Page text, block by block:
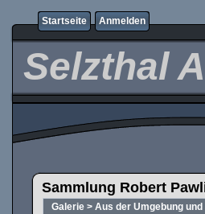
Startseite Anmelden
Selzthal
Sammlung Robert
Galerie > Aus der Umgebung und